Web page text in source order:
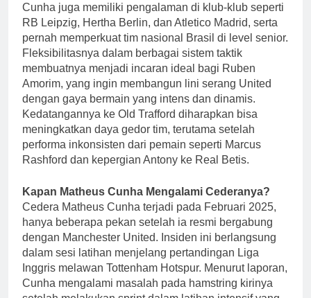
Cunha juga memiliki pengalaman di klub-klub seperti
RB Leipzig, Hertha Berlin, dan Atletico Madrid, serta
pernah memperkuat tim nasional Brasil di level senior.
Fleksibilitasnya dalam berbagai sistem taktik
membuatnya menjadi incaran ideal bagi Ruben
Amorim, yang ingin membangun lini serang United
dengan gaya bermain yang intens dan dinamis.
Kedatangannya ke Old Trafford diharapkan bisa
meningkatkan daya gedor tim, terutama setelah
performa inkonsisten dari pemain seperti Marcus
Rashford dan kepergian Antony ke Real Betis.
Kapan Matheus Cunha Mengalami Cederanya?
Cedera Matheus Cunha terjadi pada Februari 2025,
hanya beberapa pekan setelah ia resmi bergabung
dengan Manchester United. Insiden ini berlangsung
dalam sesi latihan menjelang pertandingan Liga
Inggris melawan Tottenham Hotspur. Menurut laporan,
Cunha mengalami masalah pada hamstring kirinya